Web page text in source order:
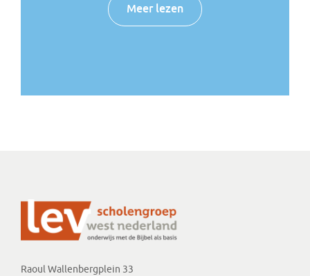
Meer lezen
Raoul Wallenbergplein 33